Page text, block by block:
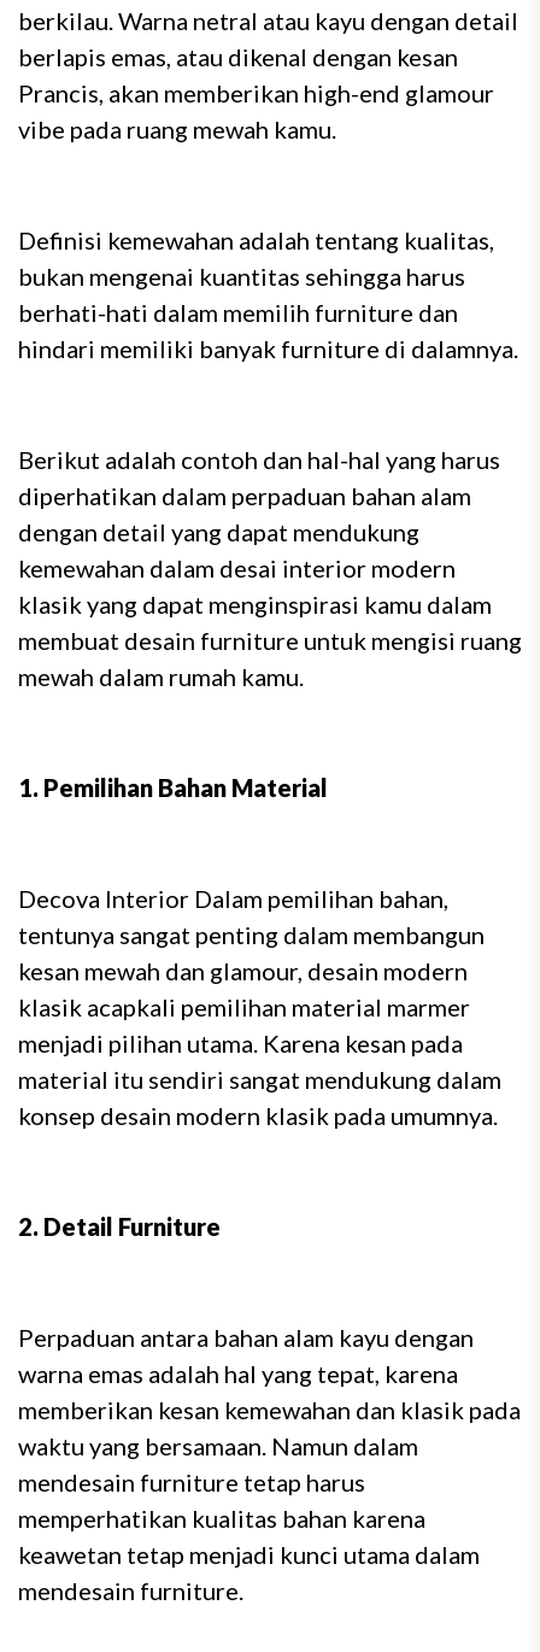
berkilau. Warna netral atau kayu dengan detail
berlapis emas, atau dikenal dengan kesan
Prancis, akan memberikan high-end glamour
vibe pada ruang mewah kamu.
Definisi kemewahan adalah tentang kualitas,
bukan mengenai kuantitas sehingga harus
berhati-hati dalam memilih furniture dan
hindari memiliki banyak furniture di dalamnya.
Berikut adalah contoh dan hal-hal yang harus
diperhatikan dalam perpaduan bahan alam
dengan detail yang dapat mendukung
kemewahan dalam desai interior modern
klasik yang dapat menginspirasi kamu dalam
membuat desain furniture untuk mengisi ruang
mewah dalam rumah kamu.
1. Pemilihan Bahan Material
Decova Interior Dalam pemilihan bahan,
tentunya sangat penting dalam membangun
kesan mewah dan glamour, desain modern
klasik acapkali pemilihan material marmer
menjadi pilihan utama. Karena kesan pada
material itu sendiri sangat mendukung dalam
konsep desain modern klasik pada umumnya.
2. Detail Furniture
Perpaduan antara bahan alam kayu dengan
warna emas adalah hal yang tepat, karena
memberikan kesan kemewahan dan klasik pada
waktu yang bersamaan. Namun dalam
mendesain furniture tetap harus
memperhatikan kualitas bahan karena
keawetan tetap menjadi kunci utama dalam
mendesain furniture.